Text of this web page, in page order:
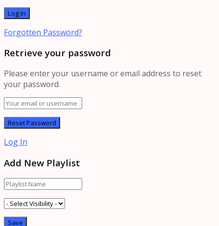
Forgotten Password?
Retrieve your password
Please enter your username or email address to reset
your password.
Log In
Add New Playlist